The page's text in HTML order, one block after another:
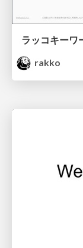
ラッコキーワ
rakko